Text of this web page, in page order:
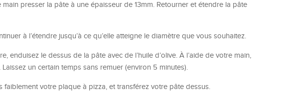
main presser la pâte à une épaisseur de 13mm. Retourner et étendre la pâte
à l’étendre jusqu’à ce qu’elle atteigne le diamètre que vous souhaitez.
enduisez le dessus de la pâte avec de l’huile d’olive. À l’aide de votre main,
un certain temps sans remuer (environ 5 minutes).
faiblement votre plaque à pizza, et transférez votre pâte dessus.